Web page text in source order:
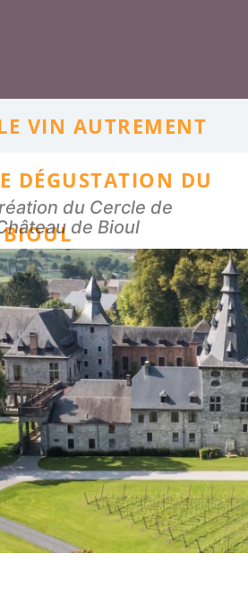
VIN AUTREMENT
DÉGUSTATION DU
du Cercle de
de Bioul